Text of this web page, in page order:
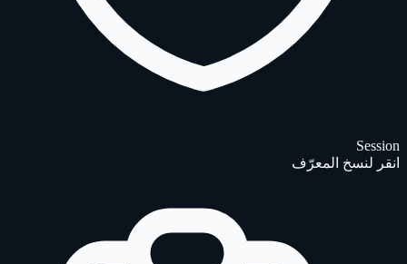
Session
انقر لنسخ المعرّف